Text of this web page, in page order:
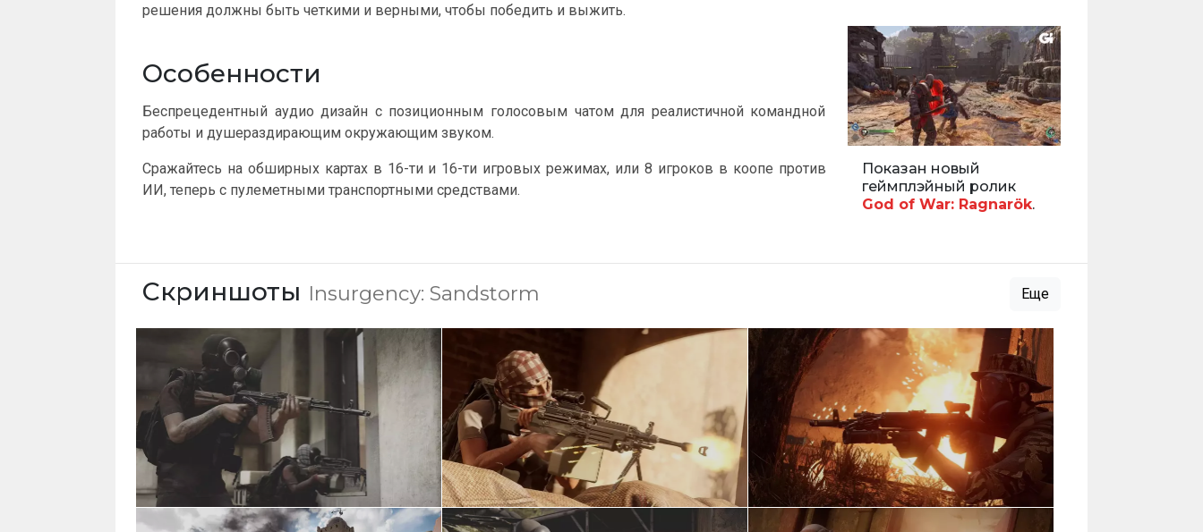
решения должны быть четкими и верными, чтобы победить и выжить.
Особенности
Беспрецедентный аудио дизайн с позиционным голосовым чатом для реалистичной командной
работы и душераздирающим окружающим звуком.
Сражайтесь на обширных картах в 16-ти и 16-ти игровых режимах, или 8 игроков в коопе против
ИИ, теперь с пулеметными транспортными средствами.
Показан новый
геймплэйный ролик
God of War: Ragnarök.
Скриншоты Insurgency: Sandstorm Еще